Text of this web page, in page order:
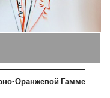
Оранжевой Гамме